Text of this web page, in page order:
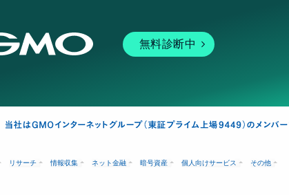
無料診断中
リサーチ 情報収集 ネット金融 暗号資産 個人向けサービス その他